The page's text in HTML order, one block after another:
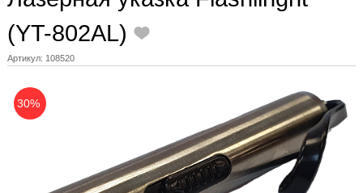
(YT-802AL)
Артикул: 108520
30%